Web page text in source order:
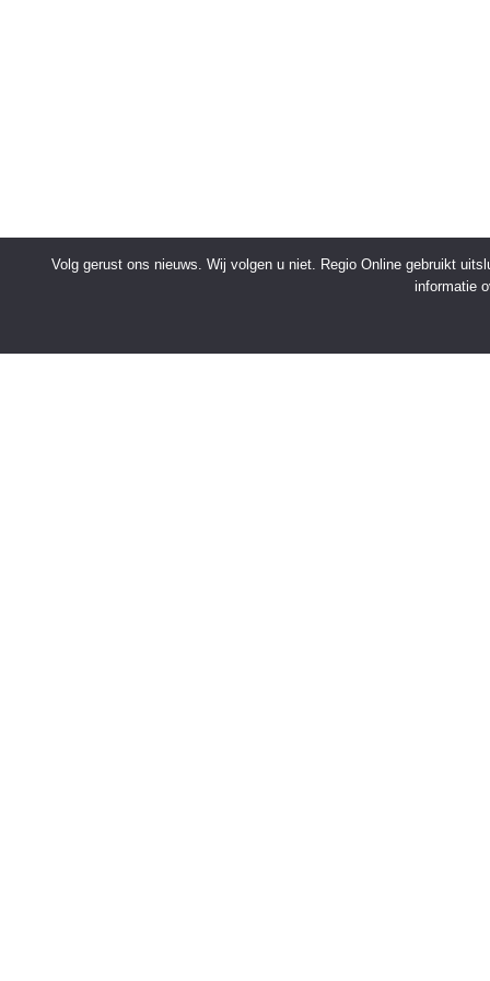
Volg gerust ons nieuws. Wij volgen u niet. Regio Online gebruikt
informatie